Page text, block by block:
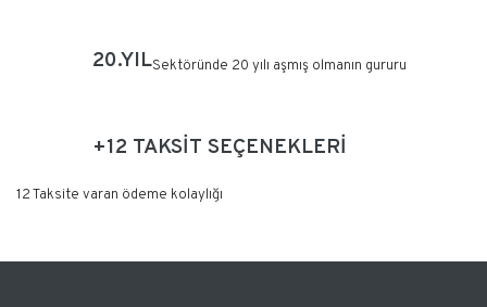
20.YILSektöründe 20 yılı aşmış olmanın gururu
+12 TAKSİT SEÇENEKLERİ
12 Taksite varan ödeme kolaylığı